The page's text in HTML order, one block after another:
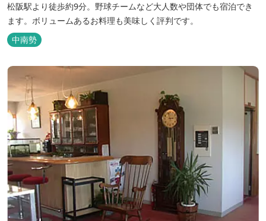
松阪駅より徒歩約9分。野球チームなど大人数や団体でも宿泊でき
ます。ボリュームあるお料理も美味しく評判です。
中南勢